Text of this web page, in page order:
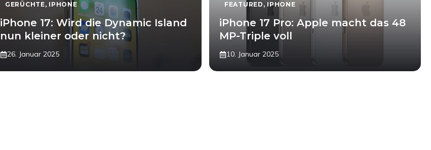
GERÜCHTE, IPHONE
iPhone 17: Wird die Dynamic Island
nun kleiner oder nicht?
26. Januar 2025
FEATURED , IPHONE
iPhone 17 Pro: Apple macht das 48
MP-Triple voll
10. Januar 2025